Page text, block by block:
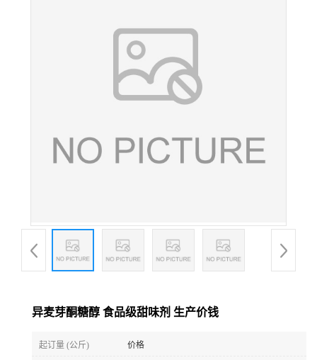
异麦芽酮糖醇 食品级甜味剂 生产价钱
起订量 (公斤) 价格